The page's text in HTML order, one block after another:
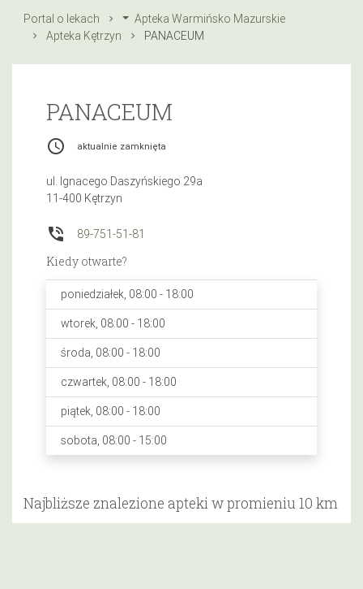
Portal o lekach
Apteka Warmińsko Mazurskie
Apteka Kętrzyn
PANACEUM
PANACEUM
access_time aktualnie zamknięta
ul. Ignacego Daszyńskiego 29a
11-400 Kętrzyn
phone_in_talk 89-751-51-81
Kiedy otwarte?
poniedziałek, 08:00 - 18:00
wtorek, 08:00 - 18:00
środa, 08:00 - 18:00
czwartek, 08:00 - 18:00
piątek, 08:00 - 18:00
sobota, 08:00 - 15:00
Najbliższe znalezione apteki w promieniu 10 km